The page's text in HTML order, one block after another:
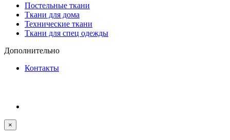
Постельные ткани
Ткани для дома
Технические ткани
Ткани для спец одежды
Дополнительно
Контакты
×